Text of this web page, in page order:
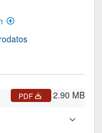
PDF 2.90 MB